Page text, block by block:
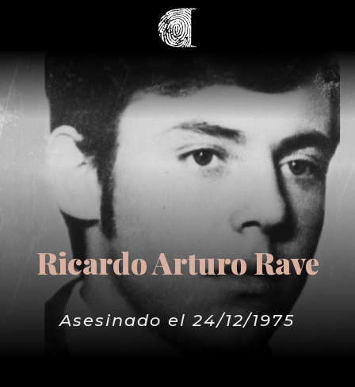
Ricardo Arturo Rave
Asesinado el 24/12/1975